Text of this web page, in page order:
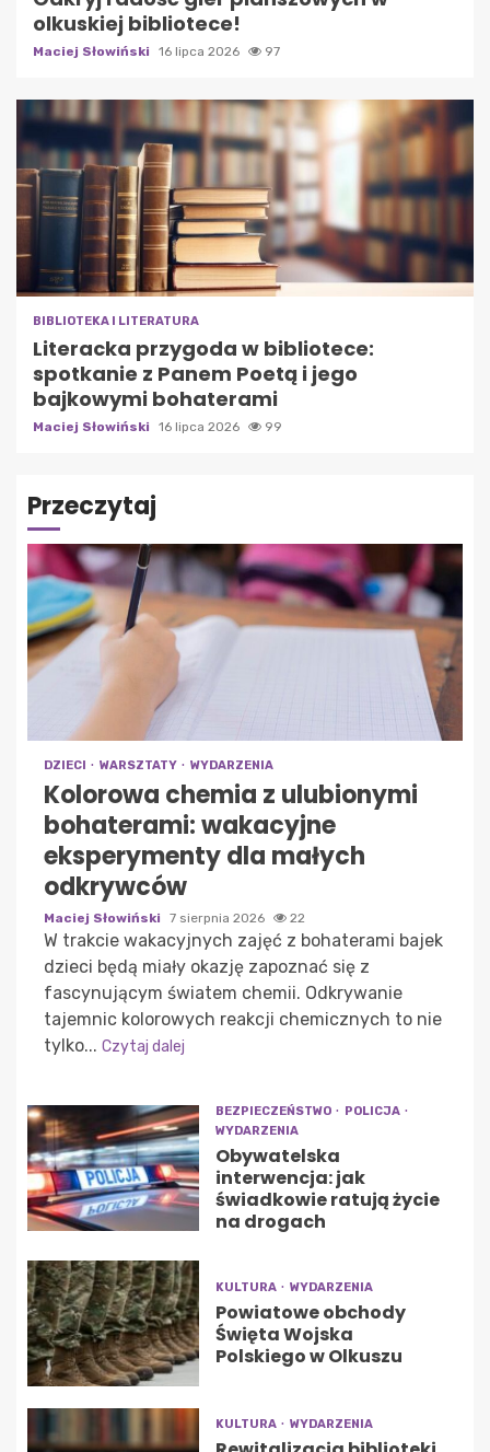
olkuskiej bibliotece!
Maciej Słowiński 16 lipca 2026 97
BIBLIOTEKA I LITERATURA
Literacka przygoda w bibliotece:
spotkanie z Panem Poetą i jego
bajkowymi bohaterami
Maciej Słowiński 16 lipca 2026 99
Przeczytaj
DZIECI WARSZTATY WYDARZENIA
Kolorowa chemia z ulubionymi
bohaterami: wakacyjne
eksperymenty dla małych
odkrywców
Maciej Słowiński 7 sierpnia 2026 22
W trakcie wakacyjnych zajęć z bohaterami bajek
dzieci będą miały okazję zapoznać się z
fascynującym światem chemii. Odkrywanie
tajemnic kolorowych reakcji chemicznych to nie
tylko... Czytaj dalej
BEZPIECZEŃSTWO
POLICJA
WYDARZENIA
Obywatelska
interwencja: jak
świadkowie ratują życie
na drogach
KULTURA WYDARZENIA
Powiatowe obchody
Święta Wojska
Polskiego w Olkuszu
KULTURA WYDARZENIA